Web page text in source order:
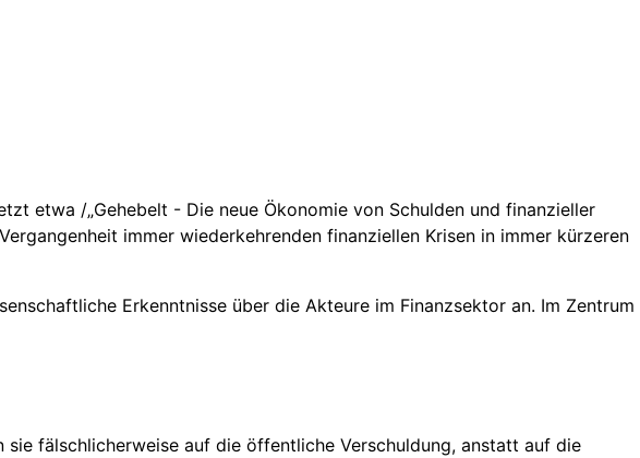
etwa /„Gehebelt - Die neue Ökonomie von Schulden und finanzieller
immer wiederkehrenden finanziellen Krisen in immer kürzeren
Erkenntnisse über die Akteure im Finanzsektor an. Im Zentrum
fälschlicherweise auf die öffentliche Verschuldung, anstatt auf die